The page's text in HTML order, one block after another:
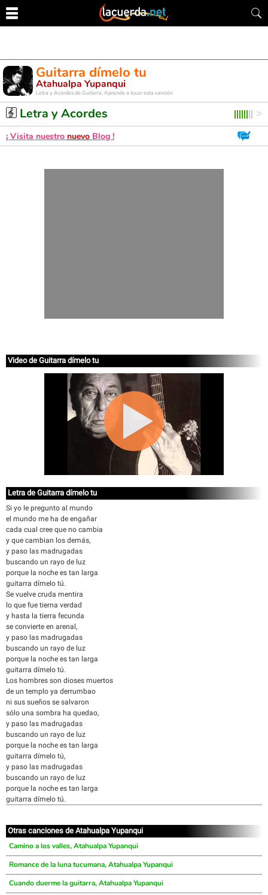
Guitarra dímelo tu
Atahualpa Yupanqui
Letra y Acordes de Guitarra. Aprende a tocar esta canción
Letra y Acordes
¡ Visita nuestro nuevo Blog !
Video de Guitarra dímelo tu
Letra de Guitarra dímelo tu
Si yo le pregunto al mundo
el mundo me ha de engañar
cada cual cree que no cambia
y que cambian los demás,
y paso las madrugadas
buscando un rayo de luz
porque la noche es tan larga
guitarra dímelo tú.
Se vuelve cruda mentira
lo que fue tierna verdad
y hasta la tierra fecunda
se convierte en arenal,
y paso las madrugadas
buscando un rayo de luz
porque la noche es tan larga
guitarra dímelo tú.
Los hombres son dioses muertos
de un templo ya derrumbao
ni sus sueños se salvaron
sólo una sombra ha quedao,
y paso las madrugadas
buscando un rayo de luz
porque la noche es tan larga
guitarra dímelo tú,
y paso las madrugadas
buscando un rayo de luz
porque la noche es tan larga
guitarra dímelo tú.
Otras canciones de Atahualpa Yupanqui
Camino a los valles, Atahualpa Yupanqui
Romance de la luna tucumana, Atahualpa Yupanqui
Cuando duerme la guitarra, Atahualpa Yupanqui